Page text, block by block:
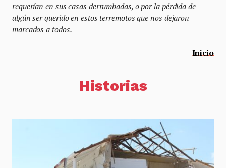
requerían en sus casas derrumbadas, o por la pérdida de
algún ser querido en estos terremotos que nos dejaron
marcados a todos.
Inicio
Historias